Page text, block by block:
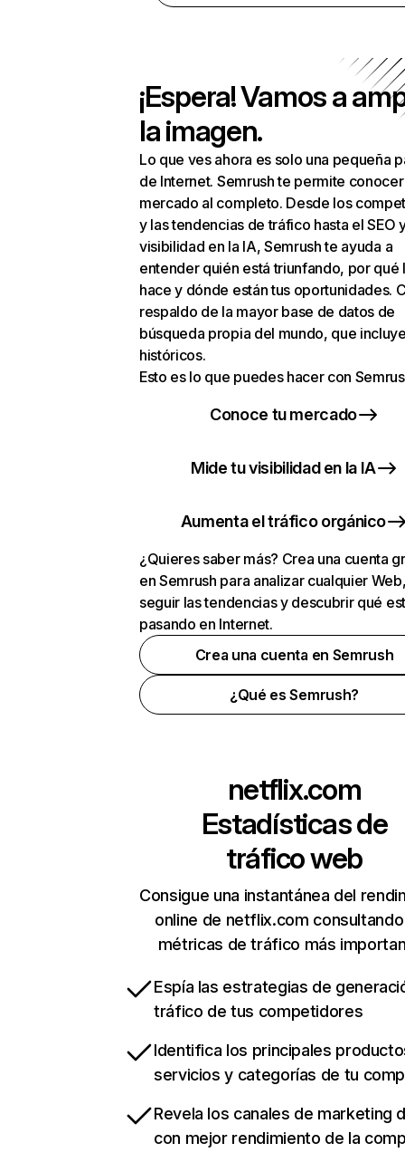
¡Espera! Vamos a
la imagen.
Lo que ves ahora es solo una pequeña
de Internet. Semrush te permite
mercado al completo. Desde los
y las tendencias de tráfico hasta el SEO
visibilidad en la IA, Semrush te ayuda a
entender quién está triunfando, por qué
hace y dónde están tus oportunidades.
respaldo de la mayor base de datos de
búsqueda propia del mundo, que
históricos.
Esto es lo que puedes hacer con
Conoce tu mercado
Mide tu visibilidad en la IA
Aumenta el tráfico orgánico
¿Quieres saber más? Crea una cuenta
en Semrush para analizar cualquier
seguir las tendencias y descubrir qué
pasando en Internet.
Crea una cuenta en Semrush
¿Qué es Semrush?
netflix.com
Estadísticas de
tráfico web
Consigue una instantánea del
online de netflix.com
métricas de tráfico más
Espía las estrategias de
tráfico de tus competidores
Identifica los principales
servicios y categorías de tu
Revela los canales de marketing
con mejor rendimiento de la